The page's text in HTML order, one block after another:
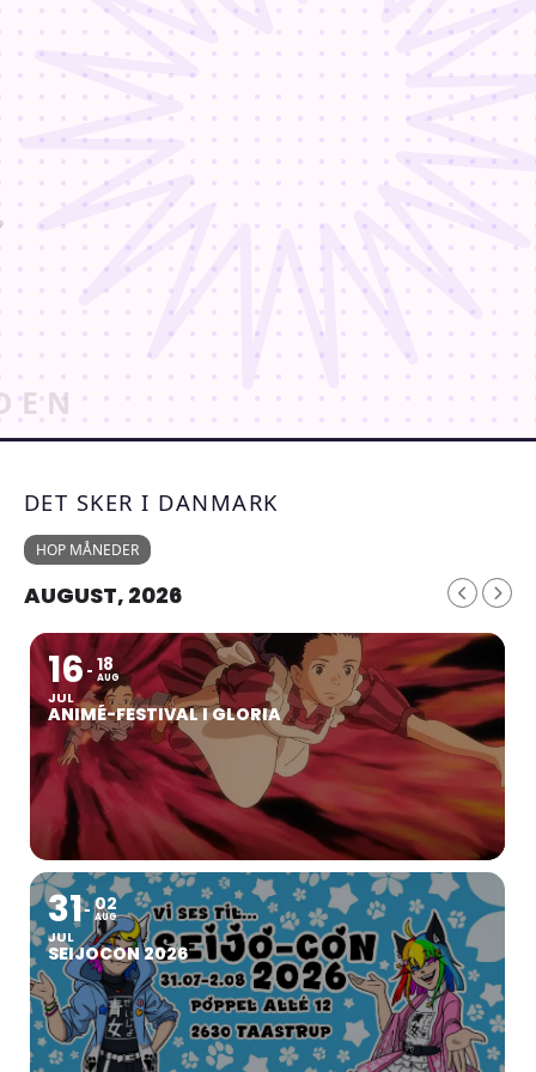
DET SKER I DANMARK
HOP MÅNEDER
AUGUST, 2026
16
JUL
18
AUG
ANIMÉ-FESTIVAL I GLORIA
31
JUL
02
AUG
SEIJOCON 2026